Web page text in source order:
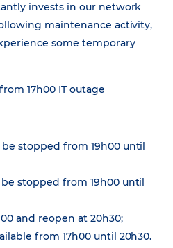
invests in our network
maintenance activity,
some temporary
17h00 IT outage
stopped from 19h00 until
stopped from 19h00 until
and reopen at 20h30;
from 17h00 until 20h30.